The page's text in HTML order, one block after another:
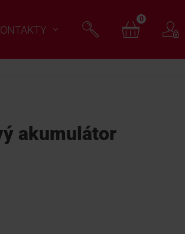
0
akumulátor